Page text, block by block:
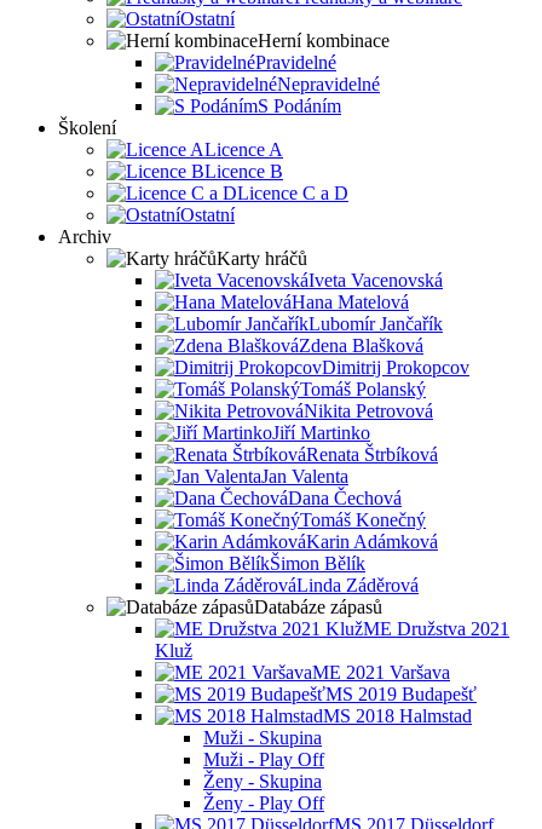
Ostatní
Herní kombinace
Pravidelné
Nepravidelné
S Podáním
Školení
Licence A
Licence B
Licence C a D
Ostatní
Archiv
Karty hráčů
Iveta Vacenovská
Hana Matelová
Lubomír Jančařík
Zdena Blašková
Dimitrij Prokopcov
Tomáš Polanský
Nikita Petrovová
Jiří Martinko
Renata Štrbíková
Jan Valenta
Dana Čechová
Tomáš Konečný
Karin Adámková
Šimon Bělík
Linda Záděrová
Databáze zápasů
ME Družstva 2021
Kluž
ME 2021 Varšava
MS 2019 Budapešť
MS 2018 Halmstad
Muži - Skupina
Muži - Play Off
Ženy - Skupina
Ženy - Play Off
MS 2017 Düsseldorf